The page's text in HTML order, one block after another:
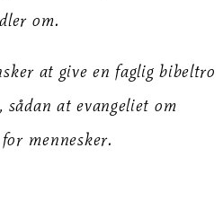
om.
at give en faglig bibeltro
sådan at evangeliet om
mennesker.